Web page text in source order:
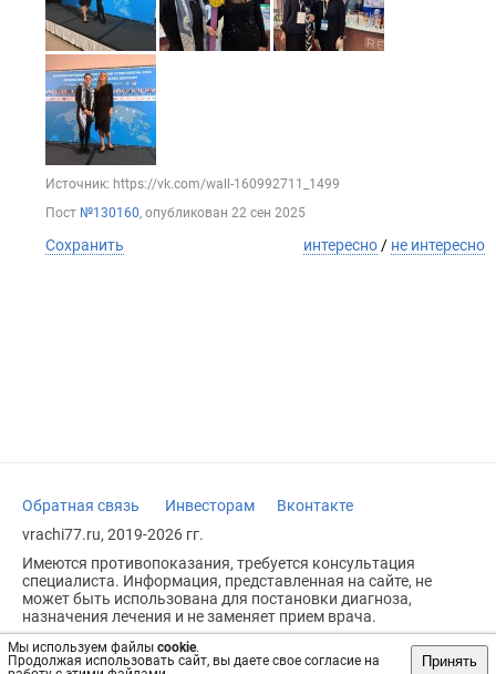
Мы используем файлы cookie.
Продолжая использовать сайт, вы даете свое согласие на
Принять
Источник: https://vk.com/wall-160992711_1499
Пост №130160, опубликован 22 сен 2025
Сохранить интересно / не интересно
Обратная связь Инвесторам
Вконтакте
vrachi77.ru, 2019-2026 гг.
Имеются противопоказания, требуется консультация
специалиста. Информация, представленная на сайте, не
может быть использована для постановки диагноза,
назначения лечения и не заменяет прием врача.
Возрастное ограничение: 18+